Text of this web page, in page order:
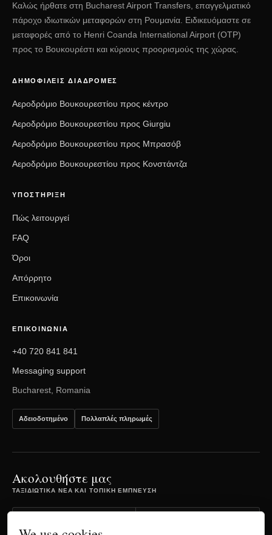
Καλώς ήρθατε στη Bucharest Airport Transfers, επαγγελματικό
πάροχο ιδιωτικών μεταφορών στη Ρουμανία. Ειδικευόμαστε σε
μεταφορές από το Henri Coanda International Airport (OTP)
προς το Βουκουρέστι και κύριους προορισμούς της χώρας.
ΔΗΜΟΦΙΛΕΊΣ ΔΙΑΔΡΟΜΈΣ
Αεροδρόμιο Βουκουρεστίου προς κέντρο
Αεροδρόμιο Βουκουρεστίου προς Giurgiu
Αεροδρόμιο Βουκουρεστίου προς Μπρασόβ
Αεροδρόμιο Βουκουρεστίου προς Κονστάντζα
ΥΠΟΣΤΉΡΙΞΗ
Πώς λειτουργεί
FAQ
Όροι
Απόρρητο
Επικοινωνία
ΕΠΙΚΟΙΝΩΝΊΑ
+40 720 841 841
Messaging support
Bucharest, Romania
Αδειοδοτημένο Πολλαπλές πληρωμές
Ακολουθήστε μας
ΤΑΞΙΔΙΩΤΙΚΆ ΝΈΑ ΚΑΙ ΤΟΠΙΚΉ ΈΜΠΝΕΥΣΗ